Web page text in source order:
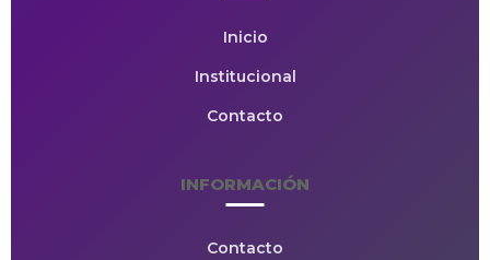
Inicio
Institucional
Contacto
INFORMACIÓN
Contacto